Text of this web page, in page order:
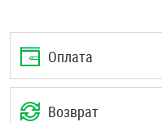
Оплата
Возврат